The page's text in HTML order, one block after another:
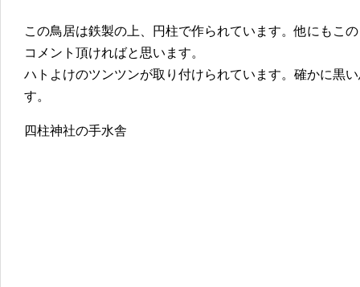
この鳥居は鉄製の上、円柱で作られています。他にもこ
コメント頂ければと思います。
ハトよけのツンツンが取り付けられています。確かに黒
す。
四柱神社の手水舎